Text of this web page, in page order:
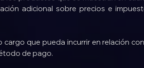
adicional sobre precios e
que pueda incurrir en relación
de pago.